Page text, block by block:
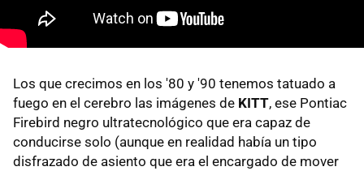
Los que crecimos en los '80 y '90 tenemos tatuado a
fuego en el cerebro las imágenes de KITT, ese Pontiac
Firebird negro ultratecnológico que era capaz de
conducirse solo (aunque en realidad había un tipo
disfrazado de asiento que era el encargado de mover